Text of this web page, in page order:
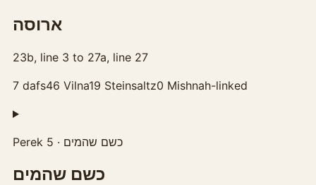
ארוסה
23b, line 3 to 27a, line 27
7 dafs46 Vilna19 Steinsaltz0 Mishnah-linked
Perek 5 · כשם שהמים
כשם שהמים